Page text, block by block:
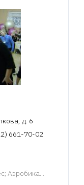
д. 6
661-70-02
Аэробика...